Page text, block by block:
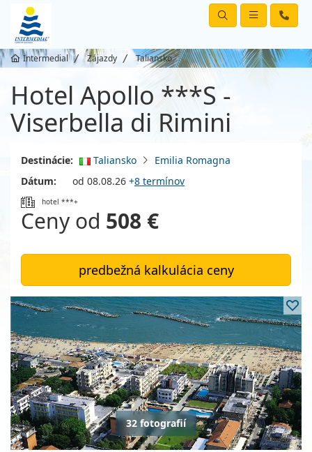
Intermedial Zájazdy Taliansko
Hotel Apollo ***S -
Viserbella di Rimini
Destinácie: Taliansko
Emilia Romagna
Dátum:
od 08.08.26 +8 termínov
hotel ***+
Ceny od 508 €
predbežná kalkulácia ceny
32 fotografií